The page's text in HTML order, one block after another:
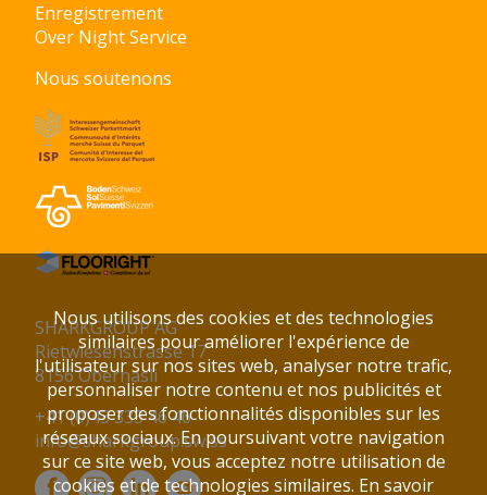
Enregistrement
Over Night Service
Nous soutenons
SHARKGROUP AG
Rietwiesenstrasse 17
8156 Oberhasli
+41 (0)43 333 46 46
info@sharkgroup.swiss
Nous utilisons des cookies et des technologies
similaires pour améliorer l'expérience de
l'utilisateur sur nos sites web, analyser notre trafic,
personnaliser notre contenu et nos publicités et
proposer des fonctionnalités disponibles sur les
réseaux sociaux. En poursuivant votre navigation
sur ce site web, vous acceptez notre utilisation de
cookies et de technologies similaires. En savoir